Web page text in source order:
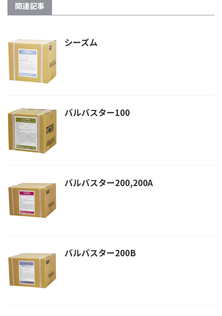
関連記事
シーズム
バルバスター100
バルバスター200,200A
バルバスター200B